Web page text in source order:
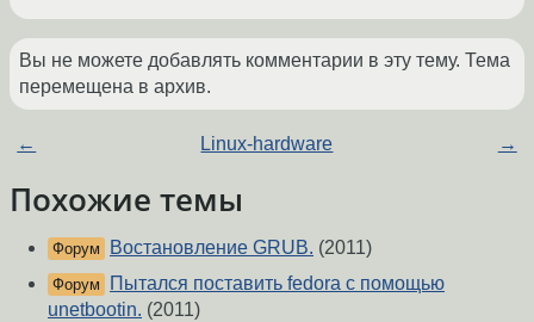
Вы не можете добавлять комментарии в эту тему. Тема
перемещена в архив.
← Linux-hardware →
Похожие темы
Форум Востановление GRUB. (2011)
Форум
Пытался поставить fedora с помощью
unetbootin. (2011)